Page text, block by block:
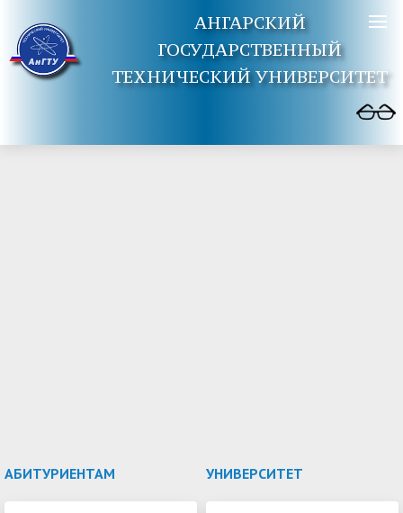
АНГАРСКИЙ
ГОСУДАРСТВЕННЫЙ
ТЕХНИЧЕСКИЙ УНИВЕРСИТЕТ
АБИТУРИЕНТАМ УНИВЕРСИТЕТ